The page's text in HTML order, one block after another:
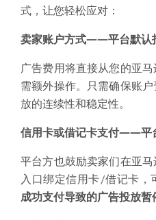
式，让您轻松应对：
卖家账户方式——平台默认
广告费用将直接从您的亚
需额外操作。只需确保账
放的连续性和稳定性。
信用卡或借记卡支付——平
平台方也鼓励卖家们在亚
入口绑定信用卡/借记卡，
成功支付导致的广告投放暂